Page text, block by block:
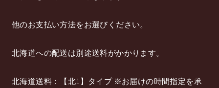
他のお支払い方法をお選びください。
北海道への配送は別途送料がかかります。
北海道送料：【北1】タイプ ※お届けの時間指定を承